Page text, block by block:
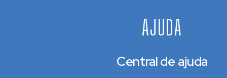
AJUDA
Central de ajuda